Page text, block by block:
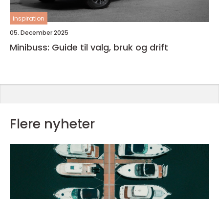
inspiration
05. December 2025
Minibuss: Guide til valg, bruk og drift
Flere nyheter